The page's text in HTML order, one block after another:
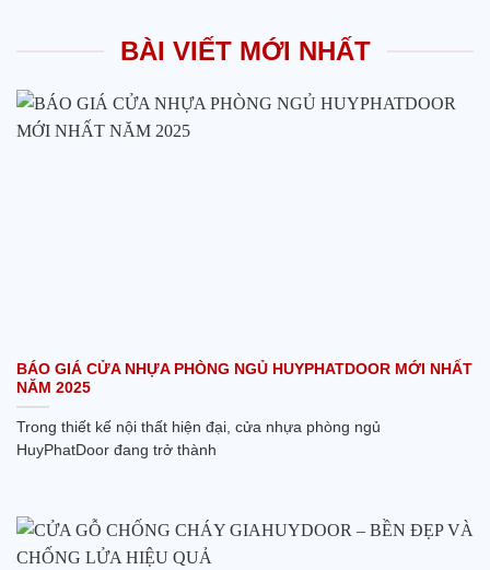
BÀI VIẾT MỚI NHẤT
BÁO GIÁ CỬA NHỰA PHÒNG NGỦ HUYPHATDOOR MỚI NHẤT
NĂM 2025
Trong thiết kế nội thất hiện đại, cửa nhựa phòng ngủ
HuyPhatDoor đang trở thành